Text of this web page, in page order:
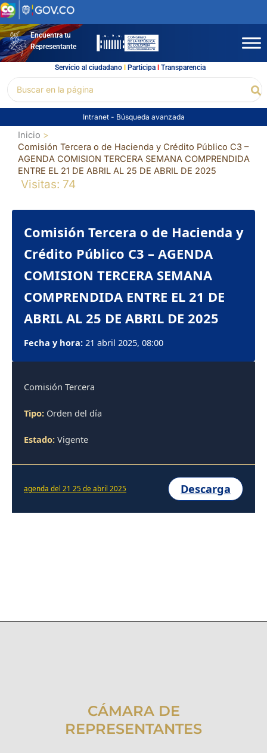
Ir
al
contenidoEncuentra tu
Representante
Servicio al ciudadano l Participal Transparencia
por:
Intranet - Búsqueda avanzada
Inicio
Comisión Tercera o de Hacienda y Crédito Público C3 –
AGENDA COMISION TERCERA SEMANA COMPRENDIDA
ENTRE EL 21 DE ABRIL AL 25 DE ABRIL DE 2025
Visitas: 74
Comisión Tercera o de Hacienda y
Crédito Público C3 – AGENDA
COMISION TERCERA SEMANA
COMPRENDIDA ENTRE EL 21 DE
ABRIL AL 25 DE ABRIL DE 2025
Fecha y hora: 21 abril 2025, 08:00
Comisión Tercera
Tipo: Orden del día
Estado: Vigente
agenda del 21 25 de abril 2025 Descarga
CÁMARA DE
REPRESENTANTES